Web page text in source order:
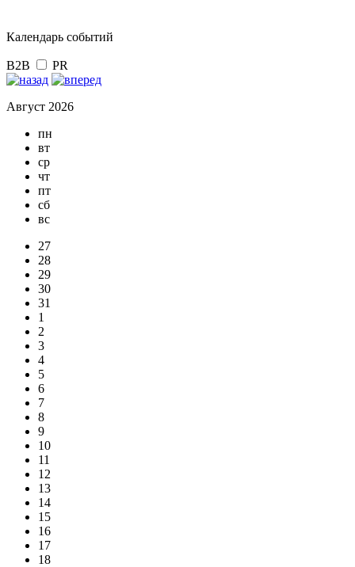
Календарь событий
B2B PR
Август 2026
пн
вт
ср
чт
пт
сб
вс
27
28
29
30
31
1
2
3
4
5
6
7
8
9
10
11
12
13
14
15
16
17
18